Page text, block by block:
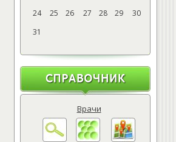
24
25 26 27 28 29
30
31
Врачи